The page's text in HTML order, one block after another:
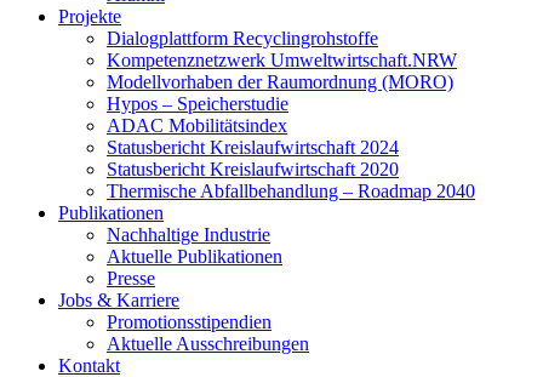
Projekte
Dialogplattform Recyclingrohstoffe
Kompetenznetzwerk Umweltwirtschaft.NRW
Modellvorhaben der Raumordnung (MORO)
Hypos – Speicherstudie
ADAC Mobilitätsindex
Statusbericht Kreislaufwirtschaft 2024
Statusbericht Kreislaufwirtschaft 2020
Thermische Abfallbehandlung – Roadmap 2040
Publikationen
Nachhaltige Industrie
Aktuelle Publikationen
Presse
Jobs & Karriere
Promotionsstipendien
Aktuelle Ausschreibungen
Kontakt